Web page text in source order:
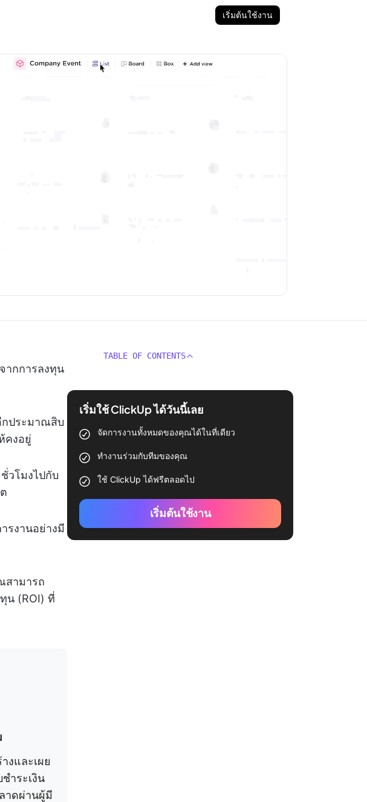
เริ่มต้นใช้งาน
ากการลงทุน
กประมาณสิบ
คงอยู่
วโมงไปกับ
รงานอย่างมี
สามารถ
น (ROI) ที่
งและเผย
ำระเงิน
าดผ่านผู้มี
TABLE OF CONTENTS
เริ่มใช้ ClickUp ได้วันนี้เลย
จัดการงานทั้งหมดของคุณได้ในที่เดียว
ทำงานร่วมกับทีมของคุณ
ใช้ ClickUp ได้ฟรีตลอดไป
เริ่มต้นใช้งาน